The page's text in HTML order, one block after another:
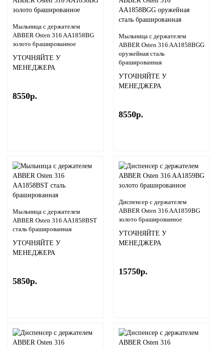
Мыльница с держателем
ABBER Osten 316 AA1858BG
золото брашированное
УТОЧНЯЙТЕ У
МЕНЕДЖЕРА
8550р.
Мыльница с держателем
ABBER Osten 316 AA1858BGG
оружейная сталь
брашированная
УТОЧНЯЙТЕ У
МЕНЕДЖЕРА
8550р.
Мыльница с держателем
ABBER Osten 316 AA1858BST
сталь брашированная
УТОЧНЯЙТЕ У
МЕНЕДЖЕРА
5850р.
Диспенсер с держателем
ABBER Osten 316 AA1859BG
золото брашированное
УТОЧНЯЙТЕ У
МЕНЕДЖЕРА
15750р.